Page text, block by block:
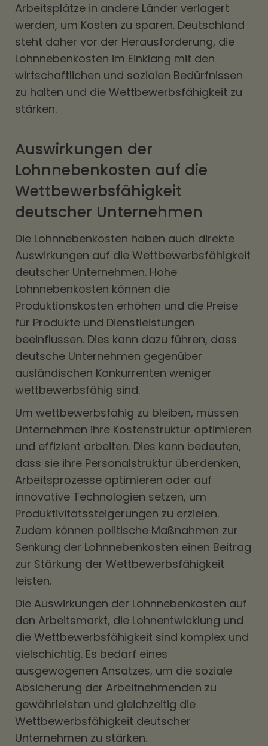
Arbeitsplätze in andere Länder verlagert
werden, um Kosten zu sparen. Deutschland
steht daher vor der Herausforderung, die
Lohnnebenkosten im Einklang mit den
wirtschaftlichen und sozialen Bedürfnissen
zu halten und die Wettbewerbsfähigkeit zu
stärken.
Auswirkungen der
Lohnnebenkosten auf die
Wettbewerbsfähigkeit
deutscher Unternehmen
Die Lohnnebenkosten haben auch direkte
Auswirkungen auf die Wettbewerbsfähigkeit
deutscher Unternehmen. Hohe
Lohnnebenkosten können die
Produktionskosten erhöhen und die Preise
für Produkte und Dienstleistungen
beeinflussen. Dies kann dazu führen, dass
deutsche Unternehmen gegenüber
ausländischen Konkurrenten weniger
wettbewerbsfähig sind.
Um wettbewerbsfähig zu bleiben, müssen
Unternehmen ihre Kostenstruktur optimieren
und effizient arbeiten. Dies kann bedeuten,
dass sie ihre Personalstruktur überdenken,
Arbeitsprozesse optimieren oder auf
innovative Technologien setzen, um
Produktivitätssteigerungen zu erzielen.
Zudem können politische Maßnahmen zur
Senkung der Lohnnebenkosten einen Beitrag
zur Stärkung der Wettbewerbsfähigkeit
leisten.
Die Auswirkungen der Lohnnebenkosten auf
den Arbeitsmarkt, die Lohnentwicklung und
die Wettbewerbsfähigkeit sind komplex und
vielschichtig. Es bedarf eines
ausgewogenen Ansatzes, um die soziale
Absicherung der Arbeitnehmenden zu
gewährleisten und gleichzeitig die
Wettbewerbsfähigkeit deutscher
Unternehmen zu stärken.